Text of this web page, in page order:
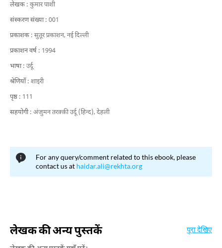
लेखक : कुमार पाशी
संस्करण संख्या : 001
प्रकाशक : सुतूर प्रकाशन, नई दिल्ली
प्रकाशन वर्ष : 1994
भाषा : उर्दू
श्रेणियाँ : शाइरी
पृष्ठ : 111
सहयोगी : अंजुमन तरक़्क़ी उर्दू (हिन्द), देहली
For any query/comment related to this ebook, please
contact us at haidar.ali@rekhta.org
लेखक की अन्य पुस्तकें पूरा देखिए